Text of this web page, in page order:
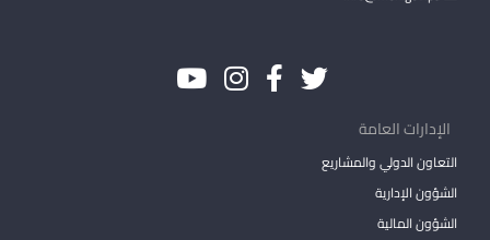
الإدارات العامة
التعاون الدولي والمشاريع
الشؤون الإدارية
الشؤون المالية